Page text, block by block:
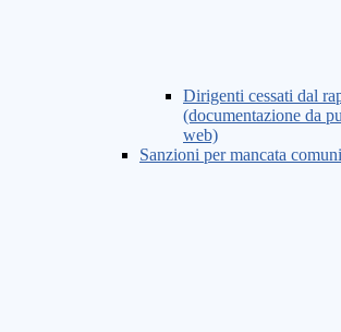
Dirigenti cessati dal
(documentazione da
web)
Sanzioni per mancata